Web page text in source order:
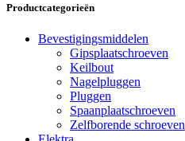
Productcategorieën
Bevestigingsmiddelen
Gipsplaatschroeven
Keilbout
Nagelpluggen
Pluggen
Spaanplaatschroeven
Zelfborende schroeven